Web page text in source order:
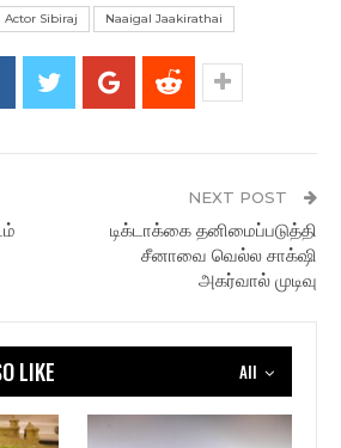
Actor Sibiraj Naaigal Jaakirathai
NEXT POST
டிக்டாக்கை தனிமைப்படுத்தி
சீனாவை வெல்ல சாக்‌ஷி
அகர்வால் முடிவு
All
LIKE